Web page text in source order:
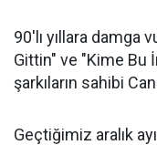
90'lı yıllara damga
Gittin" ve "Kime Bu
şarkıların sahibi
Geçtiğimiz aralık